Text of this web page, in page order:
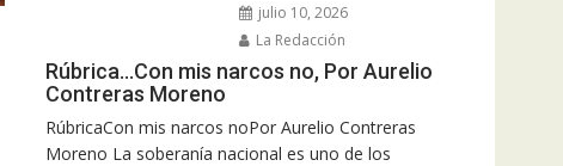
julio 10, 2026
La Redacción
Rúbrica…Con mis narcos no, Por Aurelio
Contreras Moreno
RúbricaCon mis narcos noPor Aurelio Contreras
Moreno La soberanía nacional es uno de los